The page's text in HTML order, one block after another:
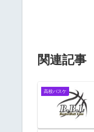
関連記事
高校バスケ